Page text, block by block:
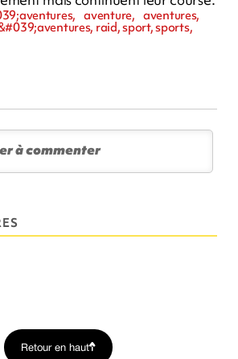
aventure, aventures,
raid, sport, sports,
Retour en haut